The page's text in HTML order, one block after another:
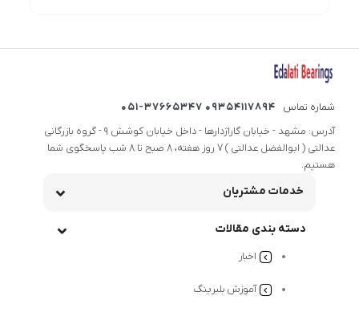
شماره تماس
09354117894 051-37665347
آدرس: مشهد - خیابان گاراژدارها - داخل خیابان کوشش 9 - گروه بازرگانی
عدالتی ( ابوالفضل عدالتی ) 7 روز هفته، 8 صبح تا 8 شب پاسخگوی شما
هستیم.
خدمات مشتریان
دسته بندی مقالات
اخبار
آموزش بلبرینگ